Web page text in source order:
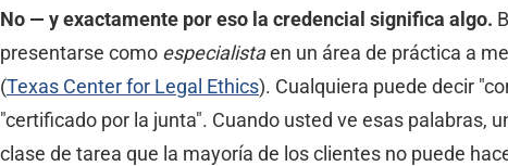
No — y exactamente por eso la credencial significa algo.
presentarse como especialistaen un área de práctica a
(Texas Center for Legal Ethics). Cualquiera puede decir
"certificado por la junta". Cuando usted ve esas palabras,
clase de tarea que la mayoría de los clientes no puede